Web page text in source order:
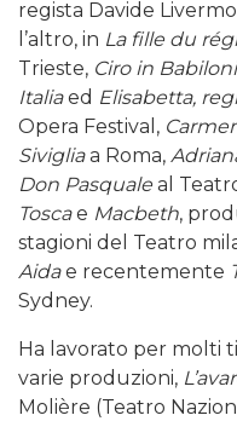
regista Davide
l’altro, in La fille du
Trieste, Ciro in
Italiaed Elisabetta,
Opera Festival,
Sivigliaa Roma,
Don Pasquale al
Toscae Macbeth,
stagioni del Teatro
Aidae recentemente
Sydney.
Ha lavorato per molti
varie produzioni,
Molière (Teatro